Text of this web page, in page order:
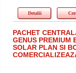
Detalii
PACHET
GENUS PREMIUM
SOLAR PLAN SI